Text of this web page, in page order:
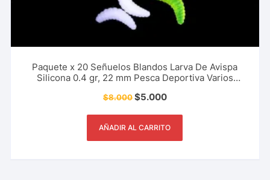
Paquete x 20 Señuelos Blandos Larva De Avispa
Silicona 0.4 gr, 22 mm Pesca Deportiva Varios
$8.000$5.000
AÑADIR AL CARRITO